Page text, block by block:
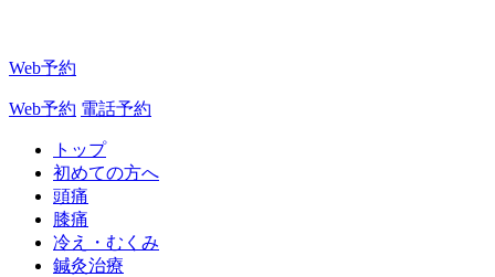
Web予約
Web予約 電話予約
トップ
初めての方へ
頭痛
膝痛
冷え・むくみ
鍼灸治療